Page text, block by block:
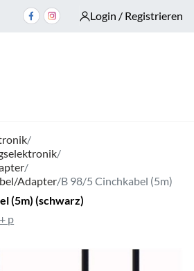
Login / Registrieren
/
/
/
Adapter/B 98/5 Cinchkabel (5m)
(5m) (schwarz)
p